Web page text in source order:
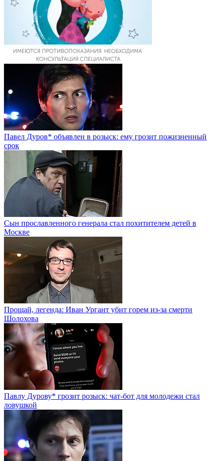
Павел Дуров* объявлен в розыск: ему грозит пожизненный
срок
Сын прославленного генерала стал похитителем детей в
Москве
Прощай, легенда: Иван Ургант убит горем из-за смерти
Шолохова
Павлу Дурову* грозит розыск: чат-бот для молодежи стал
ловушкой